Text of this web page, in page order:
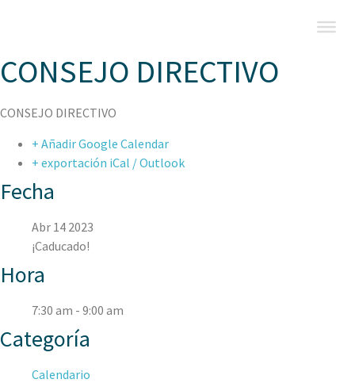
CONSEJO DIRECTIVO
CONSEJO DIRECTIVO
+ Añadir Google Calendar
+ exportación iCal / Outlook
Fecha
Abr 14 2023
¡Caducado!
Hora
7:30 am - 9:00 am
Categoría
Calendario